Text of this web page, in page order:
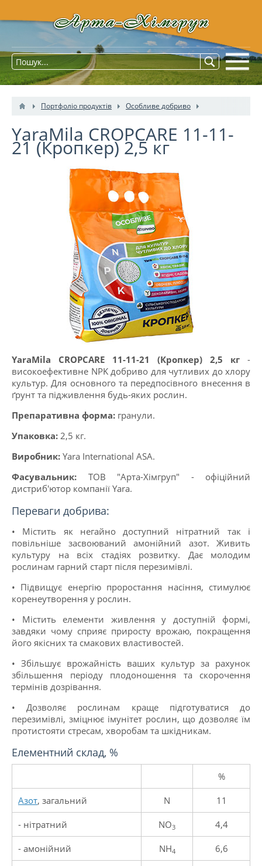
Портфоліо продуктів Особливе добриво
YaraMila CROPCARE 11-11-
21 (Кропкер) 2,5 кг
YaraMila CROPCARE 11-11-21 (Кропкер) 2,5 кг -
високоефективне NPK добриво для чутливих до хлору
культур. Для основного та передпосівного внесення в
ґрунт та підживлення будь-яких рослин.
Препаративна форма: гранули.
Упаковка: 2,5 кг.
Виробник: Yara International ASA.
Фасувальник: ТОВ "Арта-Хімгруп" - офіційний
дистриб'ютор компанії Yara.
Переваги добрива:
• Містить як негайно доступний нітратний так і
повільніше засвоюваний амонійний азот. Живить
культуру на всіх стадіях розвитку. Дає молодим
рослинам гарний старт після перезимівлі.
• Підвищує енергію проростання насіння, стимулює
коренеутворення у рослин.
• Містить елементи живлення у доступній формі,
завдяки чому сприяє приросту врожаю, покращення
його якісних та смакових властивостей.
• Збільшує врожайність ваших культур за рахунок
збільшення періоду плодоношення та скорочення
термінів дозрівання.
• Дозволяє рослинам краще підготуватися до
перезимівлі, зміцнює імунітет рослин, що дозволяє їм
протистояти стресам, хворобам та шкідникам.
Елементний склад, %
%
Азот, загальний N 11
- нітратний NO3 4,4
- амонійний NH4 6,6